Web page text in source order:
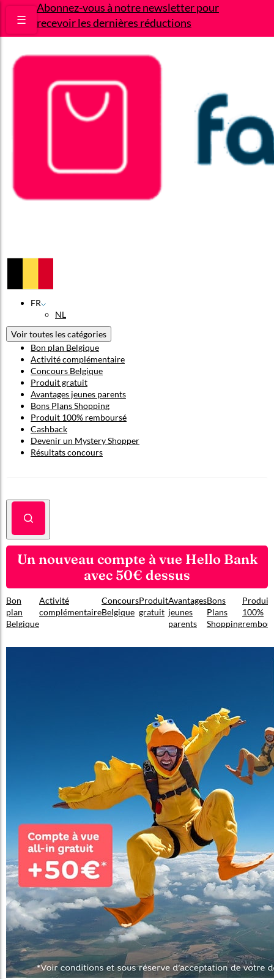
Abonnez-vous à notre newsletter pour
recevoir les dernières réductions
☰
FR
NL
Voir toutes les catégories
Bon plan Belgique
Activité complémentaire
Concours Belgique
Produit gratuit
Avantages jeunes parents
Bons Plans Shopping
Produit 100% remboursé
Cashback
Devenir un Mystery Shopper
Résultats concours
Un nouveau compte à vue Hello Bank
avec 50€ dessus
Bon
plan
Belgique
Activité
complémentaire
Concours
Belgique
Produit
gratuit
Avantages
jeunes
parents
Bons
Plans
Shopping
Produit
100%